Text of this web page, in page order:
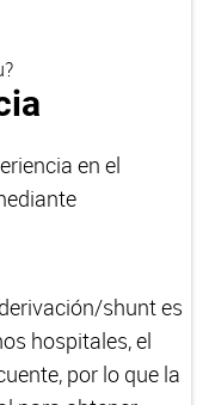
en el
shunt es
hospitales, el
por lo que la